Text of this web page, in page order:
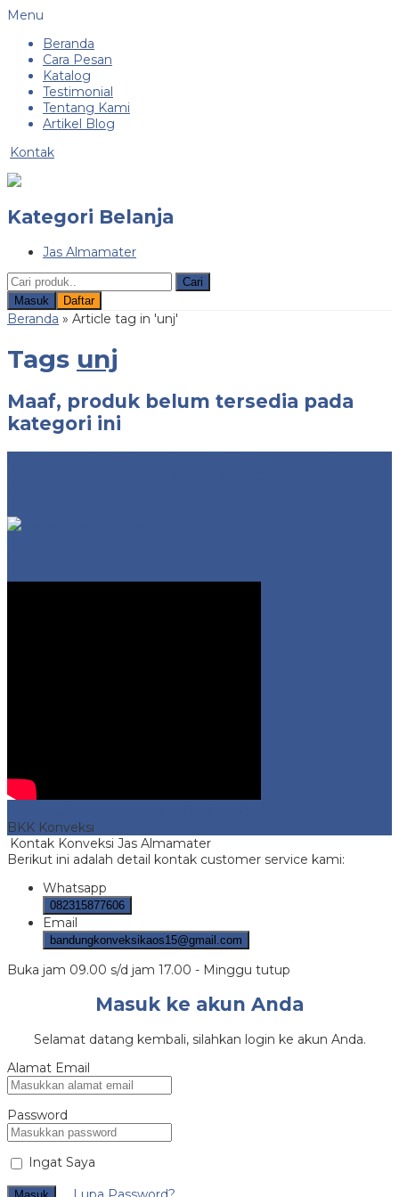
Menu
Beranda
Cara Pesan
Katalog
Testimonial
Tentang Kami
Artikel Blog
Kontak
Kategori Belanja
Jas Almamater
Cari
Masuk
Daftar
Beranda » Article tag in 'unj'
Tags unj
Maaf, produk belum tersedia pada
kategori ini
BKK Konveksi
Kontak Konveksi Jas Almamater
Berikut ini adalah detail kontak customer service kami:
Whatsapp
082315877606
Email
bandungkonveksikaos15@gmail.com
Buka jam 09.00 s/d jam 17.00 - Minggu tutup
Masuk ke akun Anda
Selamat datang kembali, silahkan login ke akun Anda.
Alamat Email
Password
Ingat Saya